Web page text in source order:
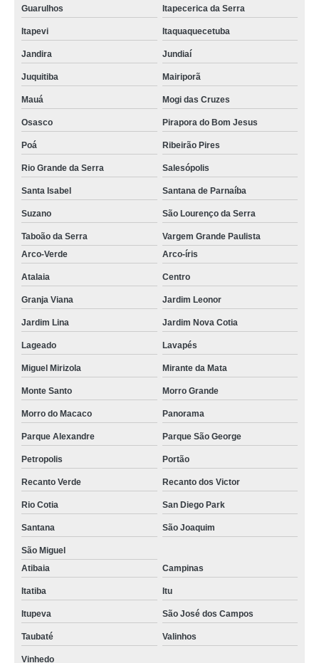
Guarulhos Itapecerica da Serra
Itapevi Itaquaquecetuba
Jandira Jundiaí
Juquitiba Mairiporã
Mauá Mogi das Cruzes
Osasco Pirapora do Bom Jesus
Poá Ribeirão Pires
Rio Grande da Serra Salesópolis
Santa Isabel Santana de Parnaíba
Suzano São Lourenço da Serra
Taboão da Serra
Vargem Grande Paulista
Arco-Verde
Arco-íris
Atalaia Centro
Granja Viana Jardim Leonor
Jardim Lina Jardim Nova Cotia
Lageado Lavapés
Miguel Mirizola Mirante da Mata
Monte Santo Morro Grande
Morro do Macaco Panorama
Parque Alexandre Parque São George
Petropolis Portão
Recanto Verde Recanto dos Victor
Rio Cotia San Diego Park
Santana São Joaquim
São Miguel
Atibaia
Campinas
Itatiba Itu
Itupeva São José dos Campos
Taubaté Valinhos
Vinhedo